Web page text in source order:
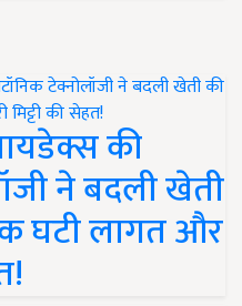
की
ने बदली खेती
घटी लागत और